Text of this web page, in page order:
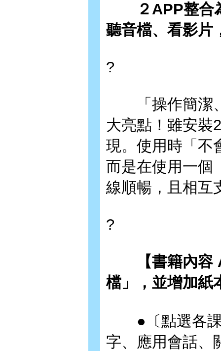
２APP整
聽音檔、看影片
?
「操作簡潔、
大亮點！雖安裝
現。使用時「不
而是在使用一個
線順暢，且相互
?
【書籍內
檔」，並增加紙
●〔點選各課
字、應用會話、